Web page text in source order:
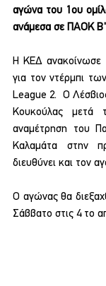
αγώνα του 1ου
ανάμεσα σε ΠΑΟΚ
H ΚΕΔ ανακοίνωσε
για τον ντέρμπι
League 2.  Ο
Κουκούλας μετά
αναμέτρηση του
Καλαμάτα στην
διευθύνει και
Ο αγώνας θα
Σάββατο στις 4 το